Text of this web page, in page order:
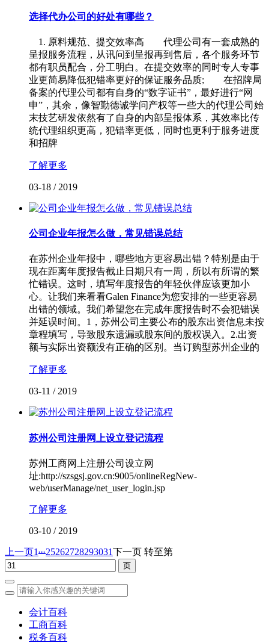
选择代办公司的好处有哪些？
1. 原料规范、提交效率高 代理公司有一套成熟的
呈报服务流程，从讯问到呈报再到售后，各个服务环节
都有职员配合，分工明白。在提交效率的同时专人专事
业更简易降低犯错率更好的保证服务品质; 在招牌局
备案的代理公司都有自身的“数字证书”，最好进行“网
申”，其余，像智勤德诚学问产权等一些大的代理公司始
末技艺研发依然有了自身的内部呈报体系，其效率比传
统代理组织更高，犯错率更低，同时也更利于服务进度
和招牌
了解更多
03-18 / 2019
公司企业年报怎么做，常见错误总结
在苏州企业年报中，哪些地方更容易出错？特别是由于
现在距离年度报告截止日期只有一周，所以有所谓的繁
忙错误。这时，填写年度报告的年轻伙伴应该更加小
心。让我们来看看Galen Finance为您安排的一些更容易
出错的领域。我们希望您在完成年度报告时不会犯错误
并延误时间。1，苏州公司主要公布的股东出资信息未按
章程填写，导致股东遗漏或股东间的股权误入。2.出资
额与实际出资额没有正确的区别。当订购型苏州企业的
了解更多
03-11 / 2019
苏州公司注册网上设立登记流程
苏州工商网上注册公司设立网
址:http://szsgsj.gov.cn:9005/onlineRegNew-
web/userManage/net_user_login.jsp
了解更多
03-10 / 2019
上一页1...25262728293031下一页 转至第
会计百科
工商百科
税务百科